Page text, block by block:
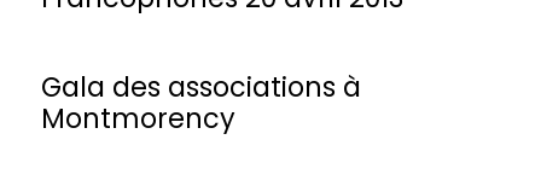
Gala des associations à
Montmorency